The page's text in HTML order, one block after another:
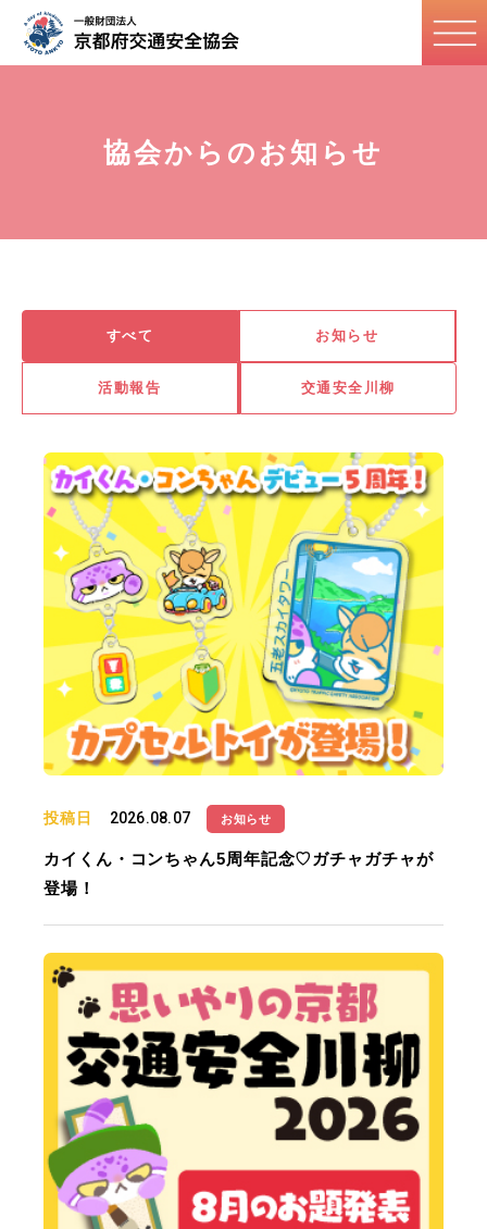
協会からのお知らせ
すべて お知らせ
活動報告 交通安全川柳
投稿日 2026.08.07 お知らせ
カイくん・コンちゃん5周年記念♡ガチャガチャが
登場！